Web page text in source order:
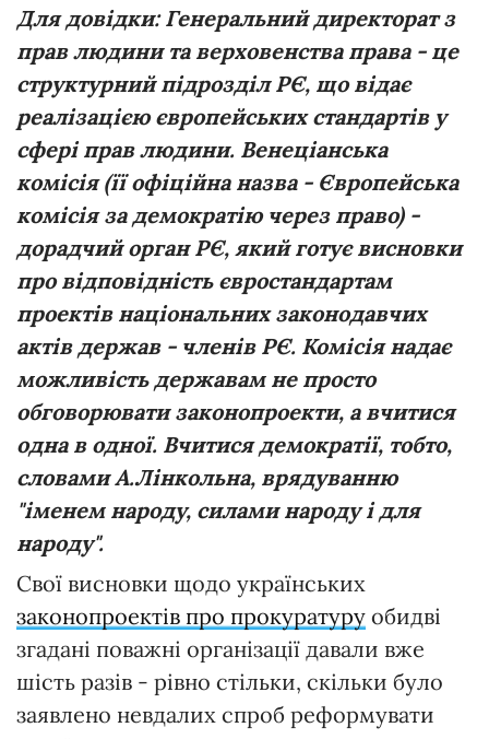
Для довідки: Генеральний директорат з
прав людини та верховенства права - це
структурний підрозділ РЄ, що відає
реалізацією європейських стандартів у
сфері прав людини. Венеціанська
комісія (її офіційна назва - Європейська
комісія за демократію через право) -
дорадчий орган РЄ, який готує висновки
про відповідність євростандартам
проектів національних законодавчих
актів держав - членів РЄ. Комісія надає
можливість державам не просто
обговорювати законопроекти, а вчитися
одна в одної. Вчитися демократії, тобто,
словами А.Лінкольна, врядуванню
"іменем народу, силами народу і для
народу".
Свої висновки щодо українських
законопроектів про прокуратуру обидві
згадані поважні організації давали вже
шість разів - рівно стільки, скільки було
заявлено невдалих спроб реформувати